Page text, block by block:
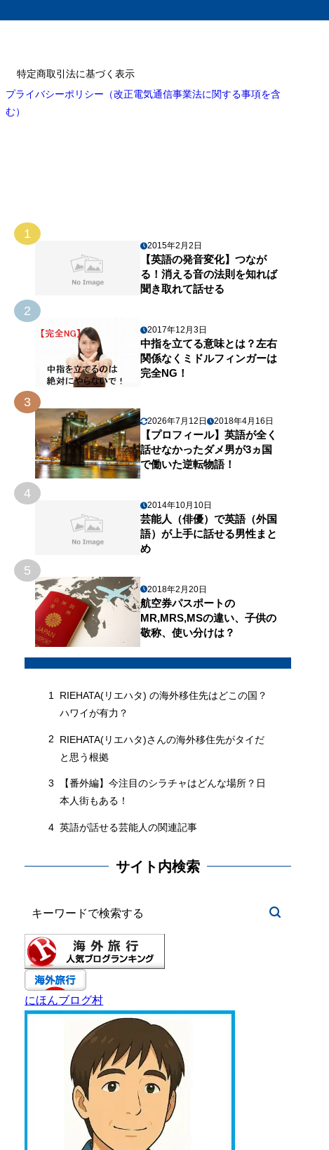
特定商取引法に基づく表示
プライバシーポリシー（改正電気通信事業法に関する事項を含
む）
1
2015年2月2日
【英語の発音変化】つなが
る！消える音の法則を知れば
聞き取れて話せる
2
2017年12月3日
中指を立てる意味とは？左右
関係なくミドルフィンガーは
完全NG！
3
2026年7月12日 2018年4月16日
【プロフィール】英語が全く
話せなかったダメ男が3ヵ国
で働いた逆転物語！
4
2014年10月10日
芸能人（俳優）で英語（外国
語）が上手に話せる男性まと
め
5
2018年2月20日
航空券パスポートの
MR,MRS,MSの違い、子供の
敬称、使い分けは？
1
RIEHATA(リエハタ) の海外移住先はどこの国？
ハワイが有力？
2
RIEHATA(リエハタ)さんの海外移住先がタイだ
と思う根拠
3
【番外編】今注目のシラチャはどんな場所？日
本人街もある！
4 英語が話せる芸能人の関連記事
サイト内検索
にほんブログ村